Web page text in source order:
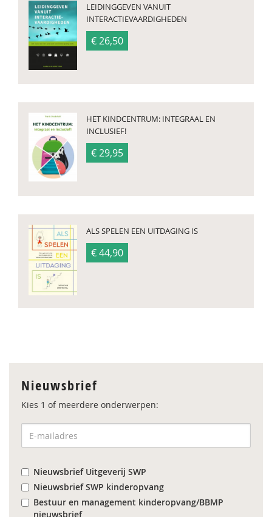
LEIDINGGEVEN VANUIT
INTERACTIEVAARDIGHEDEN
€ 26,50
HET KINDCENTRUM: INTEGRAAL EN
INCLUSIEF!
€ 29,95
ALS SPELEN EEN UITDAGING IS
€ 44,90
Nieuwsbrief
Kies 1 of meerdere onderwerpen:
Nieuwsbrief Uitgeverij SWP
Nieuwsbrief SWP kinderopvang
Bestuur en management kinderopvang/BBMP
nieuwsbrief